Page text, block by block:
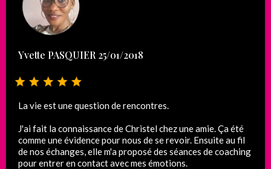
Yvette PASQUIER 25/01/2018
La vie est une question de rencontres.
J'ai fait la connaissance de Christel chez une amie. Ça été
comme une évidence pour nous de se revoir. Ensuite au fil
de nos échanges, elle m'a proposé des séances de coaching
pour entrer en contact avec mes émotions.